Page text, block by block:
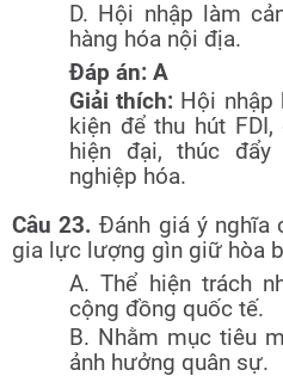
D. Hội nhập làm
hàng hóa nội địa.
Đáp án: A
Giải thích: Hội
kiện để thu hút
hiện đại, thúc đẩy
nghiệp hóa.
Câu 23.Đánh giá ý nghĩa
gia lực lượng gìn giữ hòa
A. Thể hiện trách
cộng đồng quốc tế.
B. Nhằm mục tiêu
ảnh hưởng quân sự.